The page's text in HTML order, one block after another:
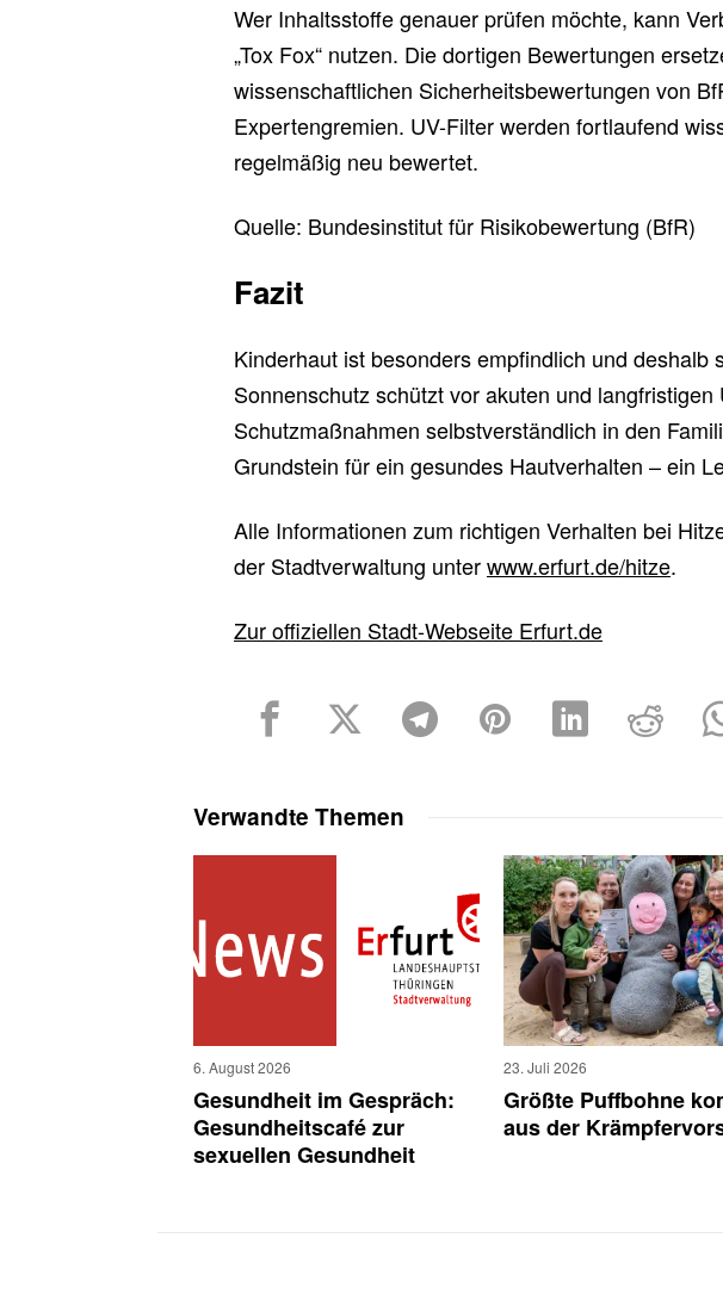
Wer Inhaltsstoffe genauer prüfen möchte, kann
„Tox Fox“ nutzen. Die dortigen Bewertungen
wissenschaftlichen Sicherheitsbewertungen von
Expertengremien. UV-Filter werden fortlaufend
regelmäßig neu bewertet.
Quelle: Bundesinstitut für Risikobewertung (BfR)
Fazit
Kinderhaut ist besonders empfindlich und deshalb
Sonnenschutz schützt vor akuten und langfristigen
Schutzmaßnahmen selbstverständlich in den
Grundstein für ein gesundes Hautverhalten – ein
Alle Informationen zum richtigen Verhalten bei
der Stadtverwaltung unterwww.erfurt.de/hitze.
Zur offiziellen Stadt-Webseite Erfurt.de
Verwandte Themen
6. August 2026
Gesundheit im Gespräch:
Gesundheitscafé zur
sexuellen Gesundheit
23. Juli 2026
Größte Puffbohne
aus der